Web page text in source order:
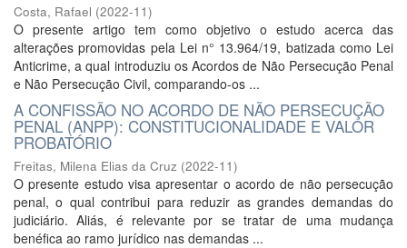
Costa, Rafael (2022-11)
O presente artigo tem como objetivo o estudo acerca das
alterações promovidas pela Lei n° 13.964/19, batizada como Lei
Anticrime, a qual introduziu os Acordos de Não Persecução Penal
e Não Persecução Civil, comparando-os ...
A CONFISSÃO NO ACORDO DE NÃO PERSECUÇÃO
PENAL (ANPP): CONSTITUCIONALIDADE E VALOR
PROBATÓRIO
Freitas, Milena Elias da Cruz (2022-11)
O presente estudo visa apresentar o acordo de não persecução
penal, o qual contribui para reduzir as grandes demandas do
judiciário. Aliás, é relevante por se tratar de uma mudança
benéfica ao ramo jurídico nas demandas ...